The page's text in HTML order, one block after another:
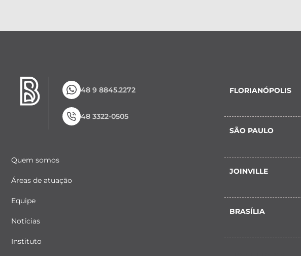
48 9 8845.2272
48 3322-0505
Quem somos
Áreas de atuação
Equipe
Notícias
Instituto
FLORIANÓPOLIS
SÃO PAULO
JOINVILLE
BRASÍLIA